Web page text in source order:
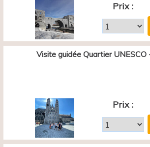
Prix :
Visite guidée Quartier UNESCO
Prix :